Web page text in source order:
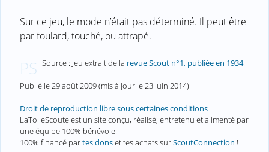
Sur ce jeu, le mode n’était pas déterminé. Il peut être
par foulard, touché, ou attrapé.
PS Source : Jeu extrait de la revue Scout n°1, publiée en 1934.
Publié le29 août 2009(mis à jour le23 juin 2014)
Droit de reproduction libre sous certaines conditions
LaToileScoute est un site conçu, réalisé, entretenu et alimenté par
une équipe 100% bénévole.
100% financé partes donset tes achats surScoutConnection !